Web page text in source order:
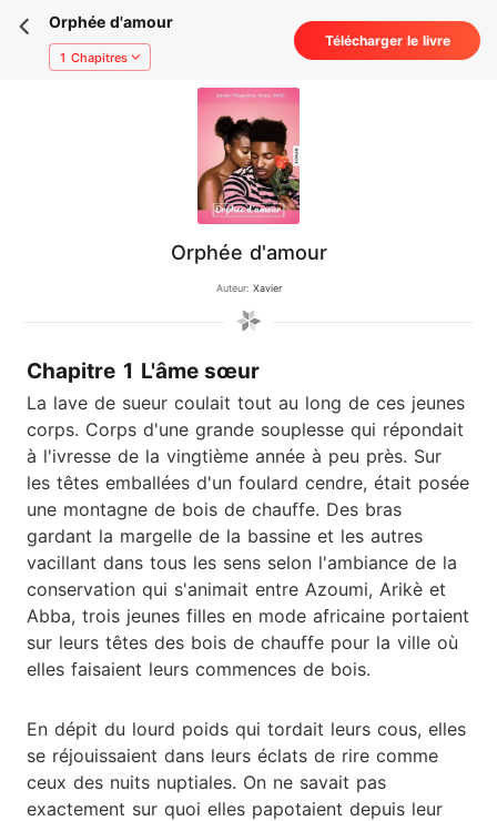
Orphée d'amour
1 Chapitres
Télécharger le livre
Orphée d'amour
Auteur: Xavier
Chapitre 1 L'âme sœur
La lave de sueur coulait tout au long de ces jeunes
corps. Corps d'une grande souplesse qui répondait
à l'ivresse de la vingtième année à peu près. Sur
les têtes emballées d'un foulard cendre, était posée
une montagne de bois de chauffe. Des bras
gardant la margelle de la bassine et les autres
vacillant dans tous les sens selon l'ambiance de la
conservation qui s'animait entre Azoumi, Arikè et
Abba, trois jeunes filles en mode africaine portaient
sur leurs têtes des bois de chauffe pour la ville où
elles faisaient leurs commences de bois.
En dépit du lourd poids qui tordait leurs cous, elles
se réjouissaient dans leurs éclats de rire comme
ceux des nuits nuptiales. On ne savait pas
exactement sur quoi elles papotaient depuis leur